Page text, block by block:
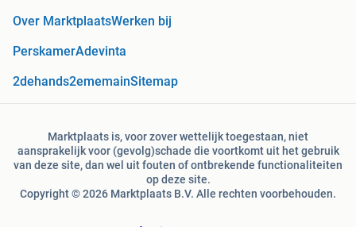
Over MarktplaatsWerken bij
PerskamerAdevinta
2dehands2ememainSitemap
Marktplaats is, voor zover wettelijk toegestaan, niet
aansprakelijk voor (gevolg)schade die voortkomt uit het gebruik
van deze site, dan wel uit fouten of ontbrekende functionaliteiten
op deze site.
Copyright © 2026 Marktplaats B.V. Alle rechten voorbehouden.